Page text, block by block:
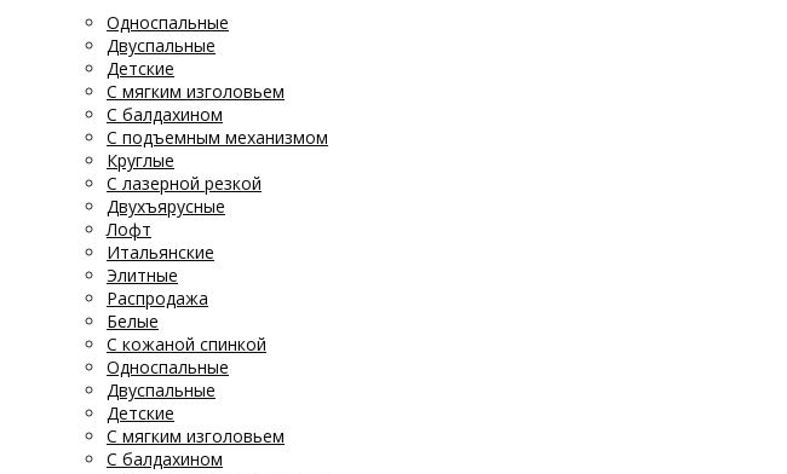
Односпальные
Двуспальные
Детские
С мягким изголовьем
С балдахином
С подъемным механизмом
Круглые
С лазерной резкой
Двухъярусные
Лофт
Итальянские
Элитные
Распродажа
Белые
С кожаной спинкой
Односпальные
Двуспальные
Детские
С мягким изголовьем
С балдахином